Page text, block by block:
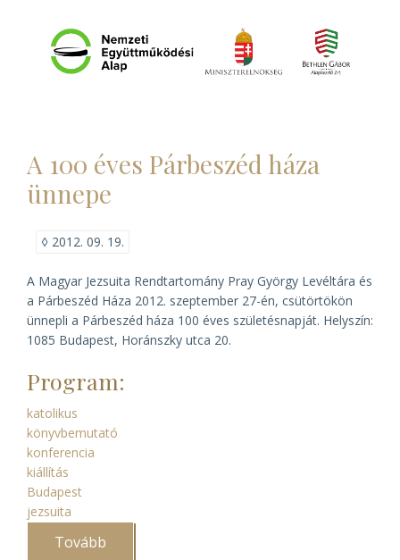
A 100 éves Párbeszéd háza
ünnepe
◊ 2012. 09. 19.
A Magyar Jezsuita Rendtartomány Pray György Levéltára és
a Párbeszéd Háza 2012. szeptember 27-én, csütörtökön
ünnepli a Párbeszéd háza 100 éves születésnapját. Helyszín:
1085 Budapest, Horánszky utca 20.
Program:
katolikus
könyvbemutató
konferencia
kiállítás
Budapest
jezsuita
Tovább